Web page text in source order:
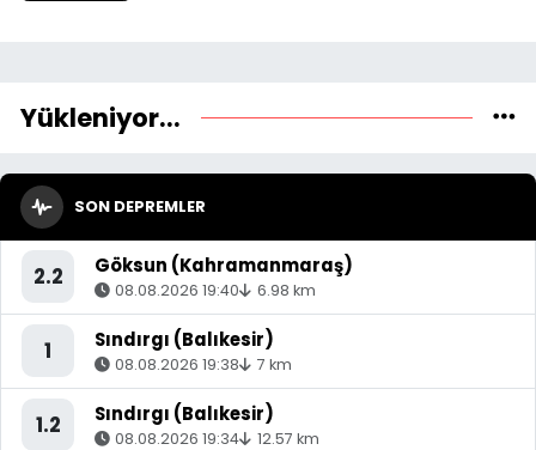
Yükleniyor...
SON DEPREMLER
2.2 Göksun (Kahramanmaraş)
08.08.2026 19:40 6.98 km
1 Sındırgı (Balıkesir)
08.08.2026 19:38 7 km
1.2 Sındırgı (Balıkesir)
08.08.2026 19:34 12.57 km